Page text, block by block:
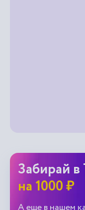
Забирай
на 1000 ₽
А еще в нашем